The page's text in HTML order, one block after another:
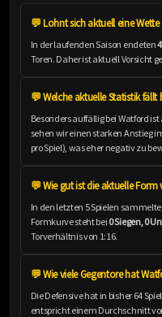
💬 Lohnt sich aktuell eine
In der laufenden Saison endeten
Toren. Daher ist aktuell Vorsicht
💬 Welche aktuelle Statistik
Besonders auffällig bei Watford
sehen wir einen starken Anstieg
pro Spiel), was eher negativ zu
💬 Wie gut ist die aktuelle
In den letzten 5 Spielen
Formkurve steht bei 0 Siegen, 0
Torverhältnis von 1:16.
💬 Wie viele Gegentore hat
Die Defensive hat in bisher 64
entspricht einem Durchschnitt